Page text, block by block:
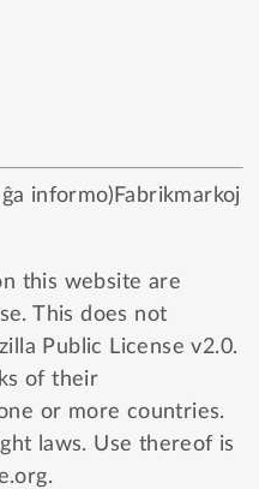
informo) Fabrikmarkoj
this website are
. This does not
Public License v2.0.
of their
or more countries.
laws. Use thereof is